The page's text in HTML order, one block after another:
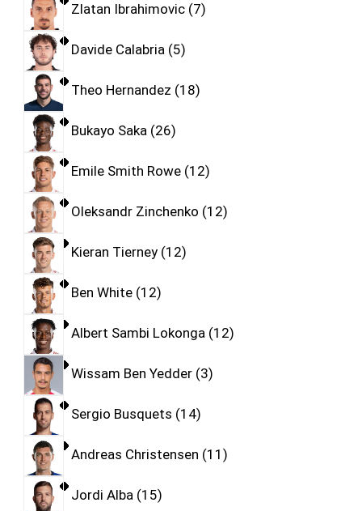
Zlatan Ibrahimovic 7
Davide Calabria 5
Theo Hernandez 18
Bukayo Saka 26
Emile Smith Rowe 12
Oleksandr Zinchenko 12
Kieran Tierney 12
Ben White 12
Albert Sambi Lokonga 12
Wissam Ben Yedder 3
Sergio Busquets 14
Andreas Christensen 11
Jordi Alba 15